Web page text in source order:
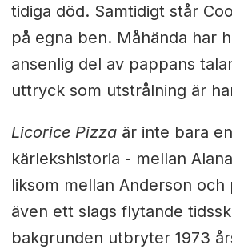
tidiga död. Samtidigt står
på egna ben. Måhända har
ansenlig del av pappans
uttryck som utstrålning är
Licorice Pizza är inte bara
kärlekshistoria - mellan
liksom mellan Anderson och
även ett slags flytande
bakgrunden utbryter 1973